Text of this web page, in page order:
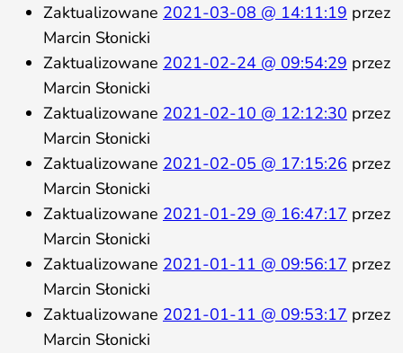
Zaktualizowane 2021-03-08 @ 14:11:19 przez
Marcin Słonicki
Zaktualizowane 2021-02-24 @ 09:54:29 przez
Marcin Słonicki
Zaktualizowane 2021-02-10 @ 12:12:30 przez
Marcin Słonicki
Zaktualizowane 2021-02-05 @ 17:15:26 przez
Marcin Słonicki
Zaktualizowane 2021-01-29 @ 16:47:17 przez
Marcin Słonicki
Zaktualizowane 2021-01-11 @ 09:56:17 przez
Marcin Słonicki
Zaktualizowane 2021-01-11 @ 09:53:17 przez
Marcin Słonicki